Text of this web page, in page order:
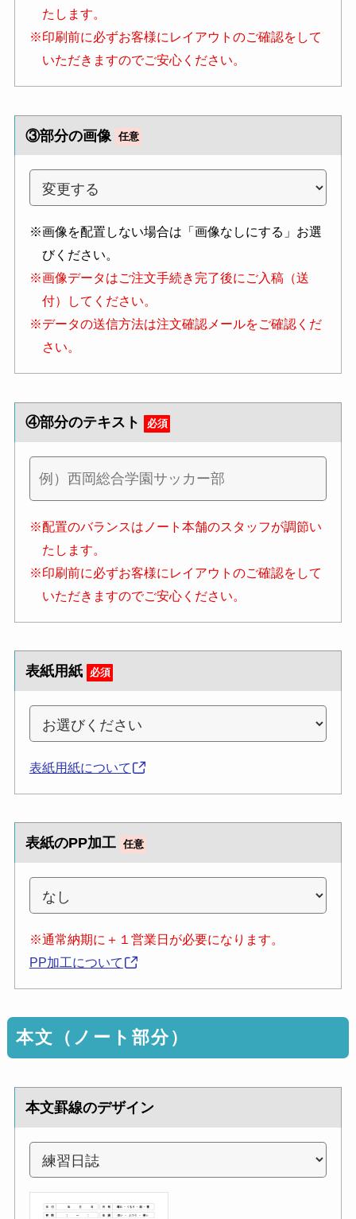
たします。
※印刷前に必ずお客様にレイアウトのご確認をして
いただきますのでご安心ください。
③部分の画像 任意
※画像を配置しない場合は「画像なしにする」お選
びください。
※画像データはご注文手続き完了後にご入稿（送
付）してください。
※データの送信方法は注文確認メールをご確認くだ
さい。
④部分のテキスト 必須
※配置のバランスはノート本舗のスタッフが調節い
たします。
※印刷前に必ずお客様にレイアウトのご確認をして
いただきますのでご安心ください。
表紙用紙 必須
表紙用紙について
表紙のPP加工 任意
※通常納期に＋１営業日が必要になります。
PP加工について
本文（ノート部分）
本文罫線のデザイン